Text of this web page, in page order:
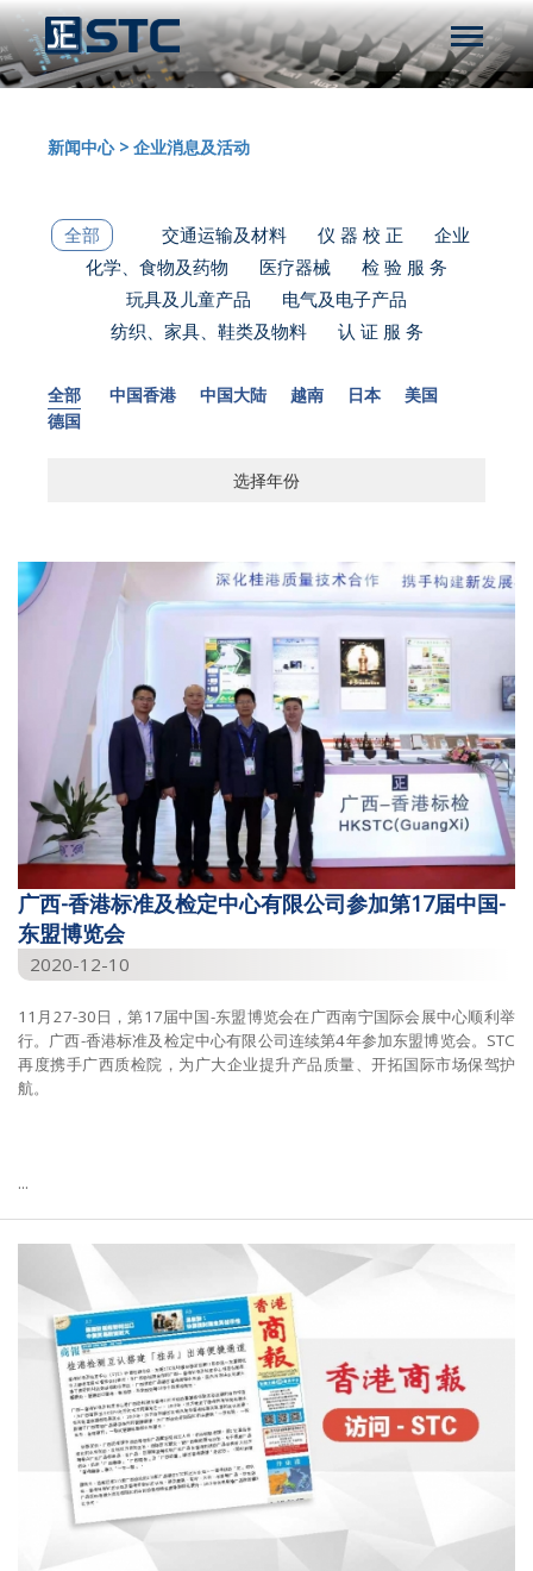
新闻中心 >企业消息及活动
全部 交通运输及材料 仪 器 校 正
企业
化学、食物及药物
医疗器械
检 验 服 务
玩具及儿童产品
电气及电子产品
纺织、家具、鞋类及物料
认 证 服 务
全部 中国香港 中国大陆 越南 日本
美国
德国
选择年份
2026
2025
2024
2023
2022
2021
2020
2019
2018
2016
2015
2008
广西-香港标准及检定中心有限公司参加第17届中国-
东盟博览会
2020-12-10
11月27-30日，第17届中国-东盟博览会在广西南宁国际会展中心顺利举
行。广西-香港标准及检定中心有限公司连续第4年参加东盟博览会。STC
再度携手广西质检院，为广大企业提升产品质量、开拓国际市场保驾护
航。
...